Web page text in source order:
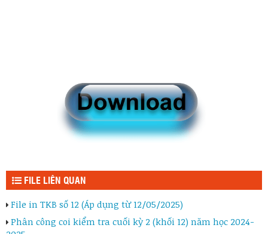
FILE LIÊN QUAN
File in TKB số 12 (Áp dụng từ 12/05/2025)
Phân công coi kiểm tra cuối kỳ 2 (khối 12) năm học 2024-